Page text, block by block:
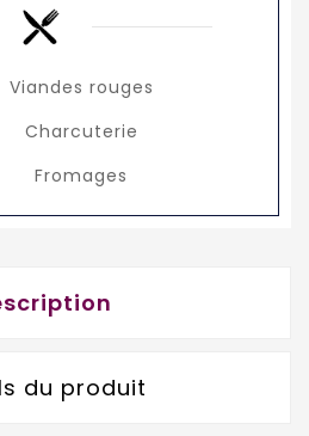
Viandes rouges
Charcuterie
Fromages
du produit